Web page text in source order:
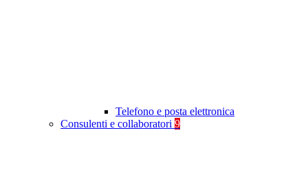
Telefono e posta elettronica
Consulenti e collaboratori 9